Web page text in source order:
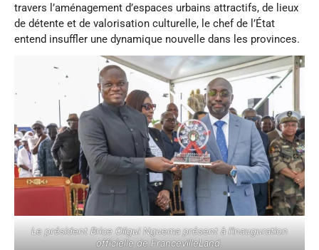
travers l’aménagement d’espaces urbains attractifs, de lieux
de détente et de valorisation culturelle, le chef de l’État
entend insuffler une dynamique nouvelle dans les provinces.
Le président Brice Oligui Nguemaprésent à l’inauguration
officielle de FrancevilleLand.